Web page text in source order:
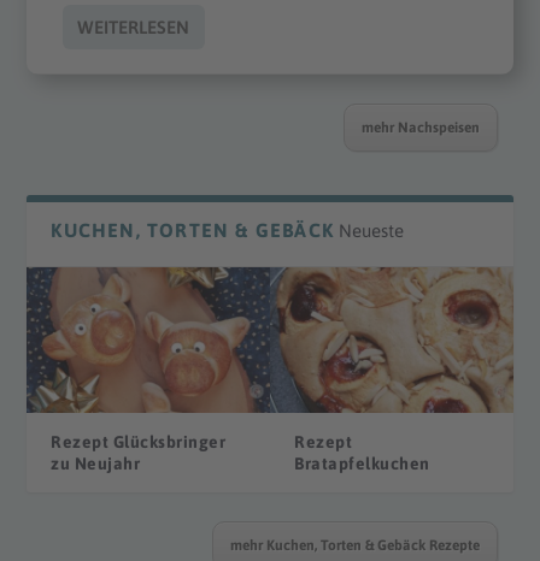
WEITERLESEN
mehr Nachspeisen
KUCHEN, TORTEN & GEBÄCK Neueste
Rezept Glücksbringer
zu Neujahr
Rezept
Bratapfelkuchen
mehr Kuchen, Torten & Gebäck Rezepte